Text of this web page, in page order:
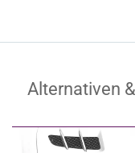
Alternativen